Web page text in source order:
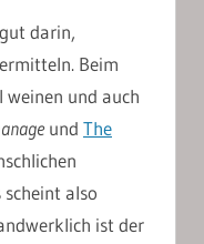
darin,
Beim
und auch
und The
also
ist der